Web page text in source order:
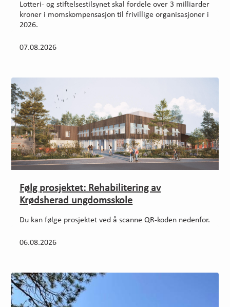
07.08.2026
Lotteri- og stiftelsestilsynet skal fordele over 3 milliarder
kroner i momskompensasjon til frivillige organisasjoner i
2026.
06.08.2026
Følg prosjektet: Rehabilitering av
Krødsherad ungdomsskole
Du kan følge prosjektet ved å scanne QR-koden nedenfor.